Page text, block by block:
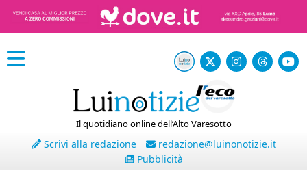
Il quotidiano online dell’Alto Varesotto
Scrivi alla redazione
redazione@luinonotizie.it
Pubblicità